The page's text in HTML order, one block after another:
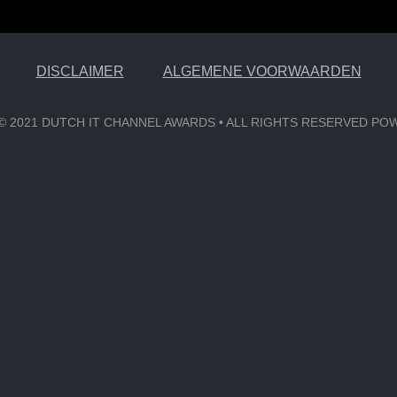
DISCLAIMER ALGEMENE VOORWAARDEN
DUTCH IT CHANNEL AWARDS • ALL RIGHTS RESERVED